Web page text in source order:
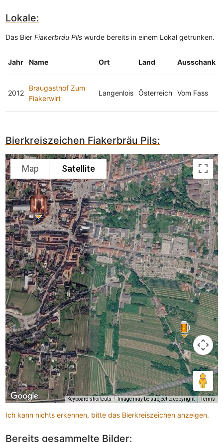
Lokale:
Das Bier Fiakerbräu Pilswurde bereits in einem Lokal getrunken.
Jahr Name Ort Land Ausschank
2012
Braugasthof Zum
Fiakerwirt
Langenlois Österreich Vom Fass
Bierkreiszeichen Fiakerbräu Pils:
Map Satellite
Keyboard shortcuts Image may be subject to copyright Terms
Ich kann nichts erkennen, bitte das Bierkreiszeichen anzeigen.
Bereits gesammelte Bilder: